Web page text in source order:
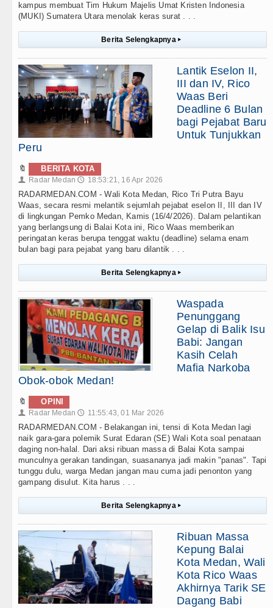
kampus membuat Tim Hukum Majelis Umat Kristen Indonesia
(MUKI) Sumatera Utara menolak keras surat . . .
Berita Selengkapnya ▸
Lantik Eselon II,
III dan IV, Rico
Waas Beri
Deadline 6 Bulan
bagi Pejabat Baru
Untuk Tunjukkan
Peru
🔖 BERITA KOTA
👤 Radar Medan 🕔 18:53:21, 16 Apr 2026
RADARMEDAN.COM - Wali Kota Medan, Rico Tri Putra Bayu
Waas, secara resmi melantik sejumlah pejabat eselon II, III dan IV
di lingkungan Pemko Medan, Kamis (16/4/2026). Dalam pelantikan
yang berlangsung di Balai Kota ini, Rico Waas memberikan
peringatan keras berupa tenggat waktu (deadline) selama enam
bulan bagi para pejabat yang baru dilantik . . .
Berita Selengkapnya ▸
Waspada
Penunggang
Gelap di Balik Isu
Babi: Jangan
Kasih Celah
Mafia Narkoba
Obok-obok Medan!
🔖 OPINI
👤 Radar Medan 🕔 11:55:43, 01 Mar 2026
RADARMEDAN.COM - Belakangan ini, tensi di Kota Medan lagi
naik gara-gara polemik Surat Edaran (SE) Wali Kota soal penataan
daging non-halal. Dari aksi ribuan massa di Balai Kota sampai
munculnya gerakan tandingan, suasananya jadi makin "panas". Tapi
tunggu dulu, warga Medan jangan mau cuma jadi penonton yang
gampang disulut. Kita harus . . .
Berita Selengkapnya ▸
Ribuan Massa
Kepung Balai
Kota Medan, Wali
Kota Rico Waas
Akhirnya Tarik SE
Dagang Babi